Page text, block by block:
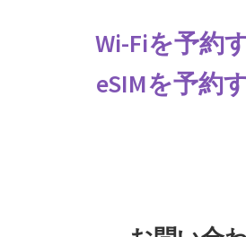
Wi-Fiを予約
eSIMを予約